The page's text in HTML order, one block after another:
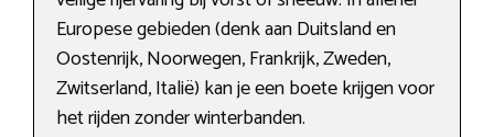
Europese gebieden (denk aan Duitsland en
Oostenrijk, Noorwegen, Frankrijk, Zweden,
Zwitserland, Italië) kan je een boete krijgen voor
het rijden zonder winterbanden.